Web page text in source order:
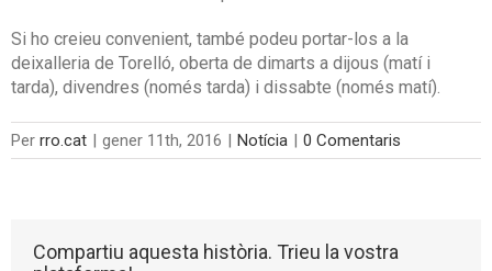
Si ho creieu convenient, també podeu portar-los a la
deixalleria de Torelló, oberta de dimarts a dijous (matí i
tarda), divendres (només tarda) i dissabte (només matí).
Per rro.cat | gener 11th, 2016 | Notícia | 0 Comentaris
Compartiu aquesta història. Trieu la vostra